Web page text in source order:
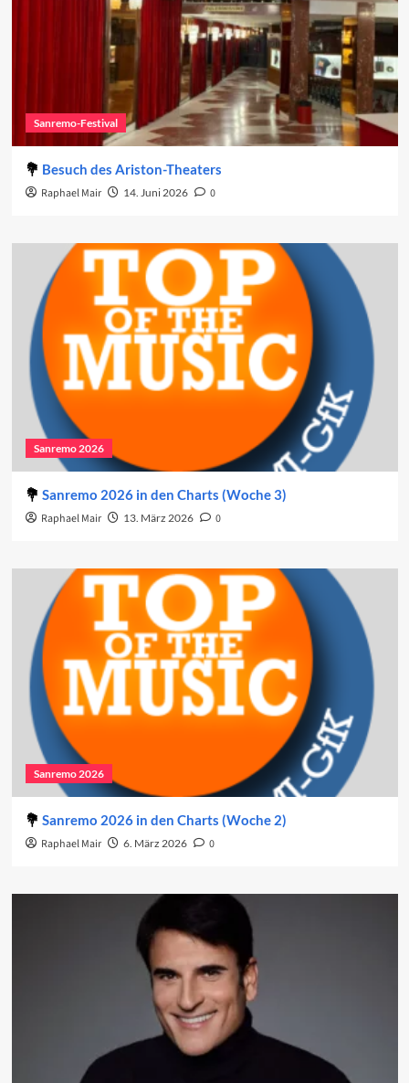
Sanremo-Festival
Besuch des Ariston-Theaters
Raphael Mair 14. Juni 2026 0
Sanremo 2026
Sanremo 2026 in den Charts (Woche 3)
Raphael Mair 13. März 2026 0
Sanremo 2026
Sanremo 2026 in den Charts (Woche 2)
Raphael Mair 6. März 2026 0